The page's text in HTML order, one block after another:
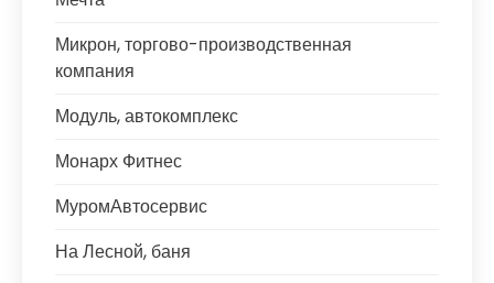
Микрон, торгово-производственная
компания
Модуль, автокомплекс
Монарх Фитнес
МуромАвтосервис
На Лесной, баня